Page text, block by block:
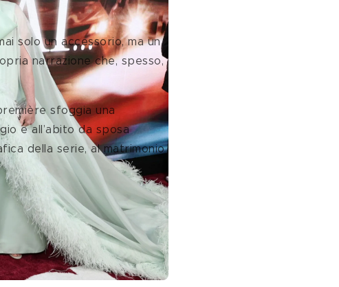
solo un accessorio, ma un
narrazione che, spesso,
sfoggia una
e all’abito da sposa
della serie, al matrimonio